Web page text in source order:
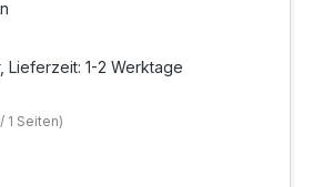
Lieferzeit: 1-2 Werktage
1 Seiten)